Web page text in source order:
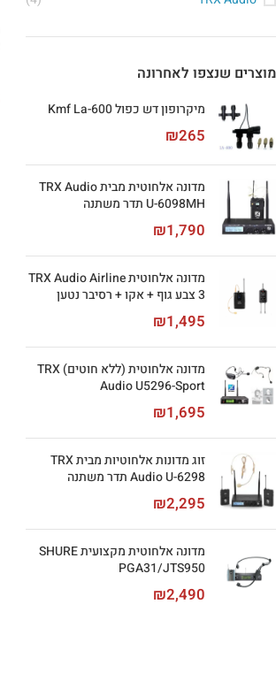
מוצרים שנצפו לאחרונה
מיקרופון דש כפול Kmf La-600
₪265
מדונה אלחוטית מבית TRX Audio
U-6098MH תדר משתנה
₪1,790
מדונה אלחוטית TRX Audio Airline
3 צבע גוף + אקו + רסיבר נטען
₪1,495
מדונה אלחוטית (ללא חוטים) TRX
Audio U5296-Sport
₪1,695
זוג מדונות אלחוטיות מבית TRX
Audio U-6298 תדר משתנה
₪2,295
מדונה אלחוטית מקצועית SHURE
PGA31/JTS950
₪2,490